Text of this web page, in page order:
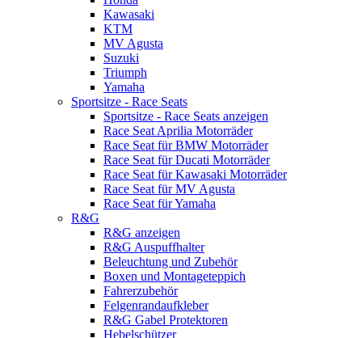
Kawasaki
KTM
MV Agusta
Suzuki
Triumph
Yamaha
Sportsitze - Race Seats
Sportsitze - Race Seats anzeigen
Race Seat Aprilia Motorräder
Race Seat für BMW Motorräder
Race Seat für Ducati Motorräder
Race Seat für Kawasaki Motorräder
Race Seat für MV Agusta
Race Seat für Yamaha
R&G
R&G anzeigen
R&G Auspuffhalter
Beleuchtung und Zubehör
Boxen und Montageteppich
Fahrerzubehör
Felgenrandaufkleber
R&G Gabel Protektoren
Hebelschützer